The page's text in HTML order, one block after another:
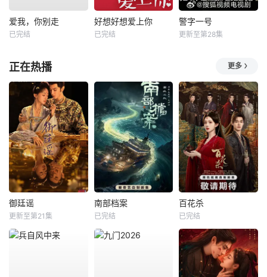
爱我，你别走
已完结
好想好想爱上你
已完结
警字一号
更新至第28集
正在热播 更多
御廷谣
更新至第21集
南部档案
已完结
百花杀
已完结